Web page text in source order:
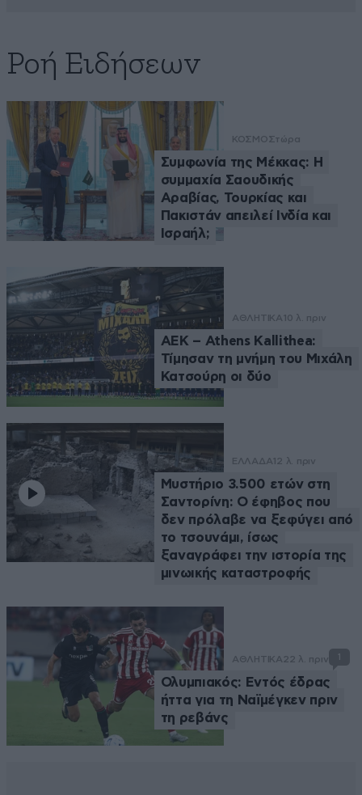
Ροή Ειδήσεων
ΚΟΣΜΟΣτώρα
Συμφωνία της Μέκκας: Η
συμμαχία Σαουδικής
Αραβίας, Τουρκίας και
Πακιστάν απειλεί Ινδία και
Ισραήλ;
ΑΘΛΗΤΙΚΑ 10 λ. πριν
ΑΕΚ – Athens Kallithea:
Τίμησαν τη μνήμη του Μιχάλη
Κατσούρη οι δύο
ΕΛΛΑΔΑ 12 λ. πριν
Μυστήριο 3.500 ετών στη
Σαντορίνη: Ο έφηβος που
δεν πρόλαβε να ξεφύγει από
το τσουνάμι, ίσως
ξαναγράφει την ιστορία της
μινωικής καταστροφής
ΑΘΛΗΤΙΚΑ 22 λ. πριν 1
Ολυμπιακός: Εντός έδρας
ήττα για τη Ναϊμέγκεν πριν
τη ρεβάνς